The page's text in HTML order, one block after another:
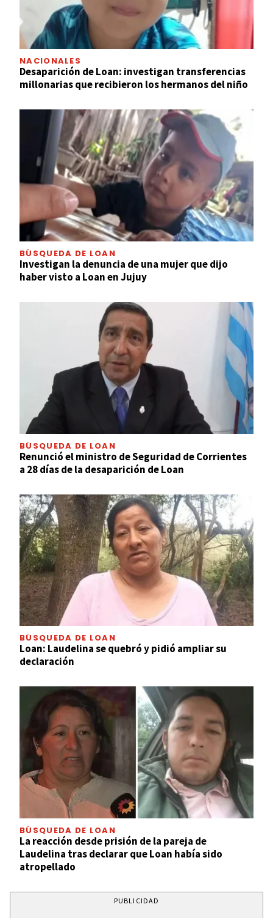
NACIONALES
Desaparición de Loan: investigan transferencias
millonarias que recibieron los hermanos del niño
BÚSQUEDA DE LOAN
Investigan la denuncia de una mujer que dijo
haber visto a Loan en Jujuy
BÚSQUEDA DE LOAN
Renunció el ministro de Seguridad de Corrientes
a 28 días de la desaparición de Loan
BÚSQUEDA DE LOAN
Loan: Laudelina se quebró y pidió ampliar su
declaración
BÚSQUEDA DE LOAN
La reacción desde prisión de la pareja de
Laudelina tras declarar que Loan había sido
atropellado
PUBLICIDAD